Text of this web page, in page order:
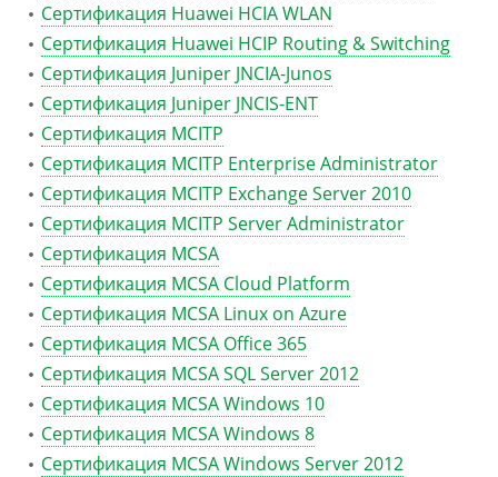
Сертификация Huawei HCIA WLAN
Сертификация Huawei HCIP Routing & Switching
Сертификация Juniper JNCIA-Junos
Сертификация Juniper JNCIS-ENT
Сертификация MCITP
Сертификация MCITP Enterprise Administrator
Сертификация MCITP Exchange Server 2010
Сертификация MCITP Server Administrator
Сертификация MCSA
Сертификация MCSA Cloud Platform
Сертификация MCSA Linux on Azure
Сертификация MCSA Office 365
Сертификация MCSA SQL Server 2012
Сертификация MCSA Windows 10
Сертификация MCSA Windows 8
Сертификация MCSA Windows Server 2012